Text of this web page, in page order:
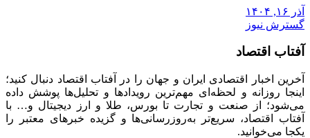
آذر ۱۶, ۱۴۰۴
گسترش نیوز
آفتاب اقتصاد
آخرین اخبار اقتصادی ایران و جهان را در آفتاب اقتصاد دنبال کنید؛
اینجا روزانه و لحظه‌ای مهم‌ترین رویدادها و تحلیل‌ها پوشش داده
می‌شود؛ از صنعت و تجارت تا بورس، طلا و ارز دیجیتال و… با
آفتاب اقتصاد، سریع‌تر به‌روزرسانی‌ها و گزیده خبرهای معتبر را
یکجا می‌خوانید.